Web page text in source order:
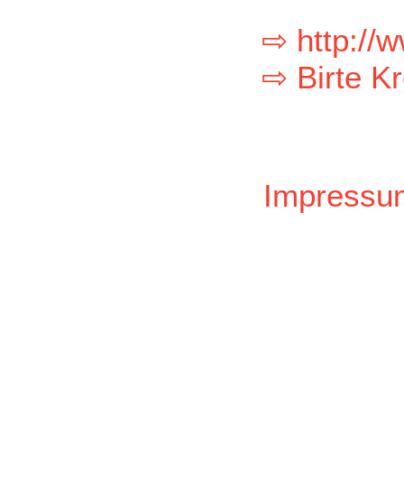
⇨ http://
⇨ Birte